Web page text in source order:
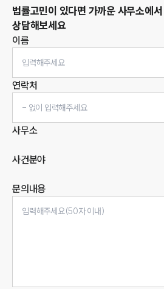
법률고민이 있다면 가까운 사무소에서
상담해보세요
이름
연락처
사무소
사건분야
문의내용